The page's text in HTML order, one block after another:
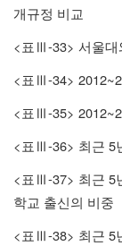
개규정 비교
< 표 Ⅲ-33> 서울대
< 표 Ⅲ-34>
< 표 Ⅲ-35>
< 표 Ⅲ-36> 최근 5
< 표 Ⅲ-37> 최근 5
학교 출신의 비중
< 표 Ⅲ-38> 최근 5